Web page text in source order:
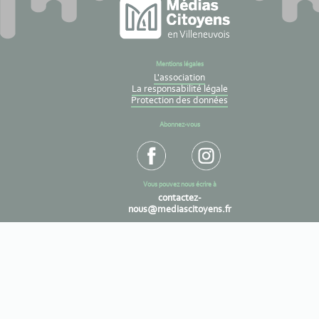
Mentions légales
L'association
La responsabilité légale
Protection des données
Abonnez-vous
Vous pouvez nous écrire à
contactez-
nous@mediascitoyens.fr